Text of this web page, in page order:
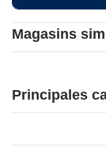
Magasins
Hannun
Jardi Deco
Principales